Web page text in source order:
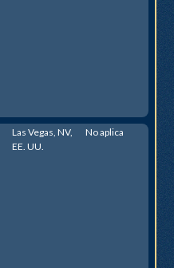
Las Vegas, NV,
EE. UU.
No aplica